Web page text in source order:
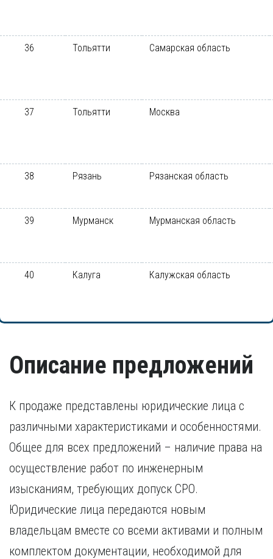
36 Тольятти Самарская область
37 Тольятти Москва
38 Рязань Рязанская область
39 Мурманск Мурманская область
40 Калуга Калужская область
Описание предложений
К продаже представлены юридические лица с
различными характеристиками и особенностями.
Общее для всех предложений – наличие права на
осуществление работ по инженерным
изысканиям, требующих допуск СРО.
Юридические лица передаются новым
владельцам вместе со всеми активами и полным
комплектом документации, необходимой для